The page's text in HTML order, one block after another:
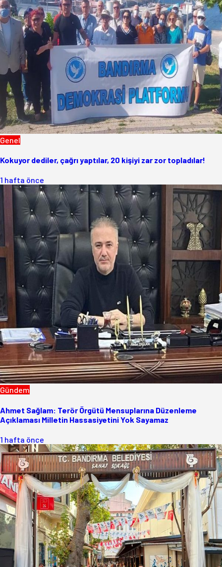
Genel
Kokuyor dediler, çağrı yaptılar, 20 kişiyi zar zor topladılar!
1 hafta önce
Gündem
Ahmet Sağlam: Terör Örgütü Mensuplarına Düzenleme
Açıklaması Milletin Hassasiyetini Yok Sayamaz
1 hafta önce